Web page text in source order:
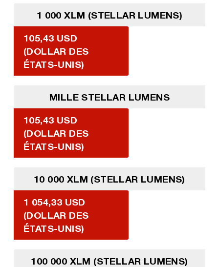
1 000 XLM (STELLAR LUMENS)
105,43 USD
(DOLLAR DES
ÉTATS-UNIS)
MILLE STELLAR LUMENS
105,43 USD
(DOLLAR DES
ÉTATS-UNIS)
10 000 XLM (STELLAR LUMENS)
1 054,33 USD
(DOLLAR DES
ÉTATS-UNIS)
100 000 XLM (STELLAR LUMENS)